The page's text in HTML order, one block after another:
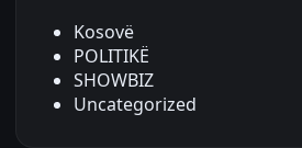
Kosovë
POLITIKË
SHOWBIZ
Uncategorized